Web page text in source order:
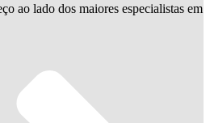
ao lado dos maiores especialistas em